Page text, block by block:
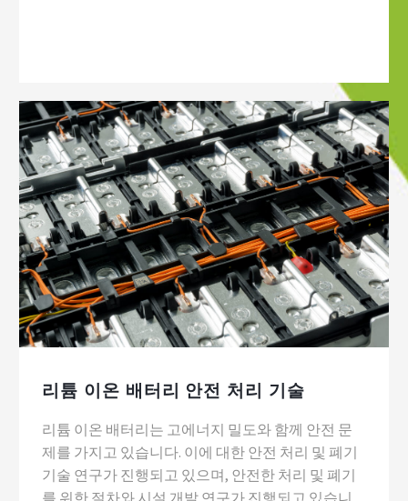
리튬 이온 배터리 안전 처리 기술
리튬 이온 배터리는 고에너지 밀도와 함께 안전 문
제를 가지고 있습니다. 이에 대한 안전 처리 및 폐기
기술 연구가 진행되고 있으며, 안전한 처리 및 폐기